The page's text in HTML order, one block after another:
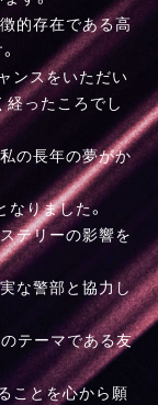
的存在である高
ンスをいただい
経ったころでし
の長年の夢がか
りました。
テリーの影響を
な警部と協力し
テーマである友
ことを心から願